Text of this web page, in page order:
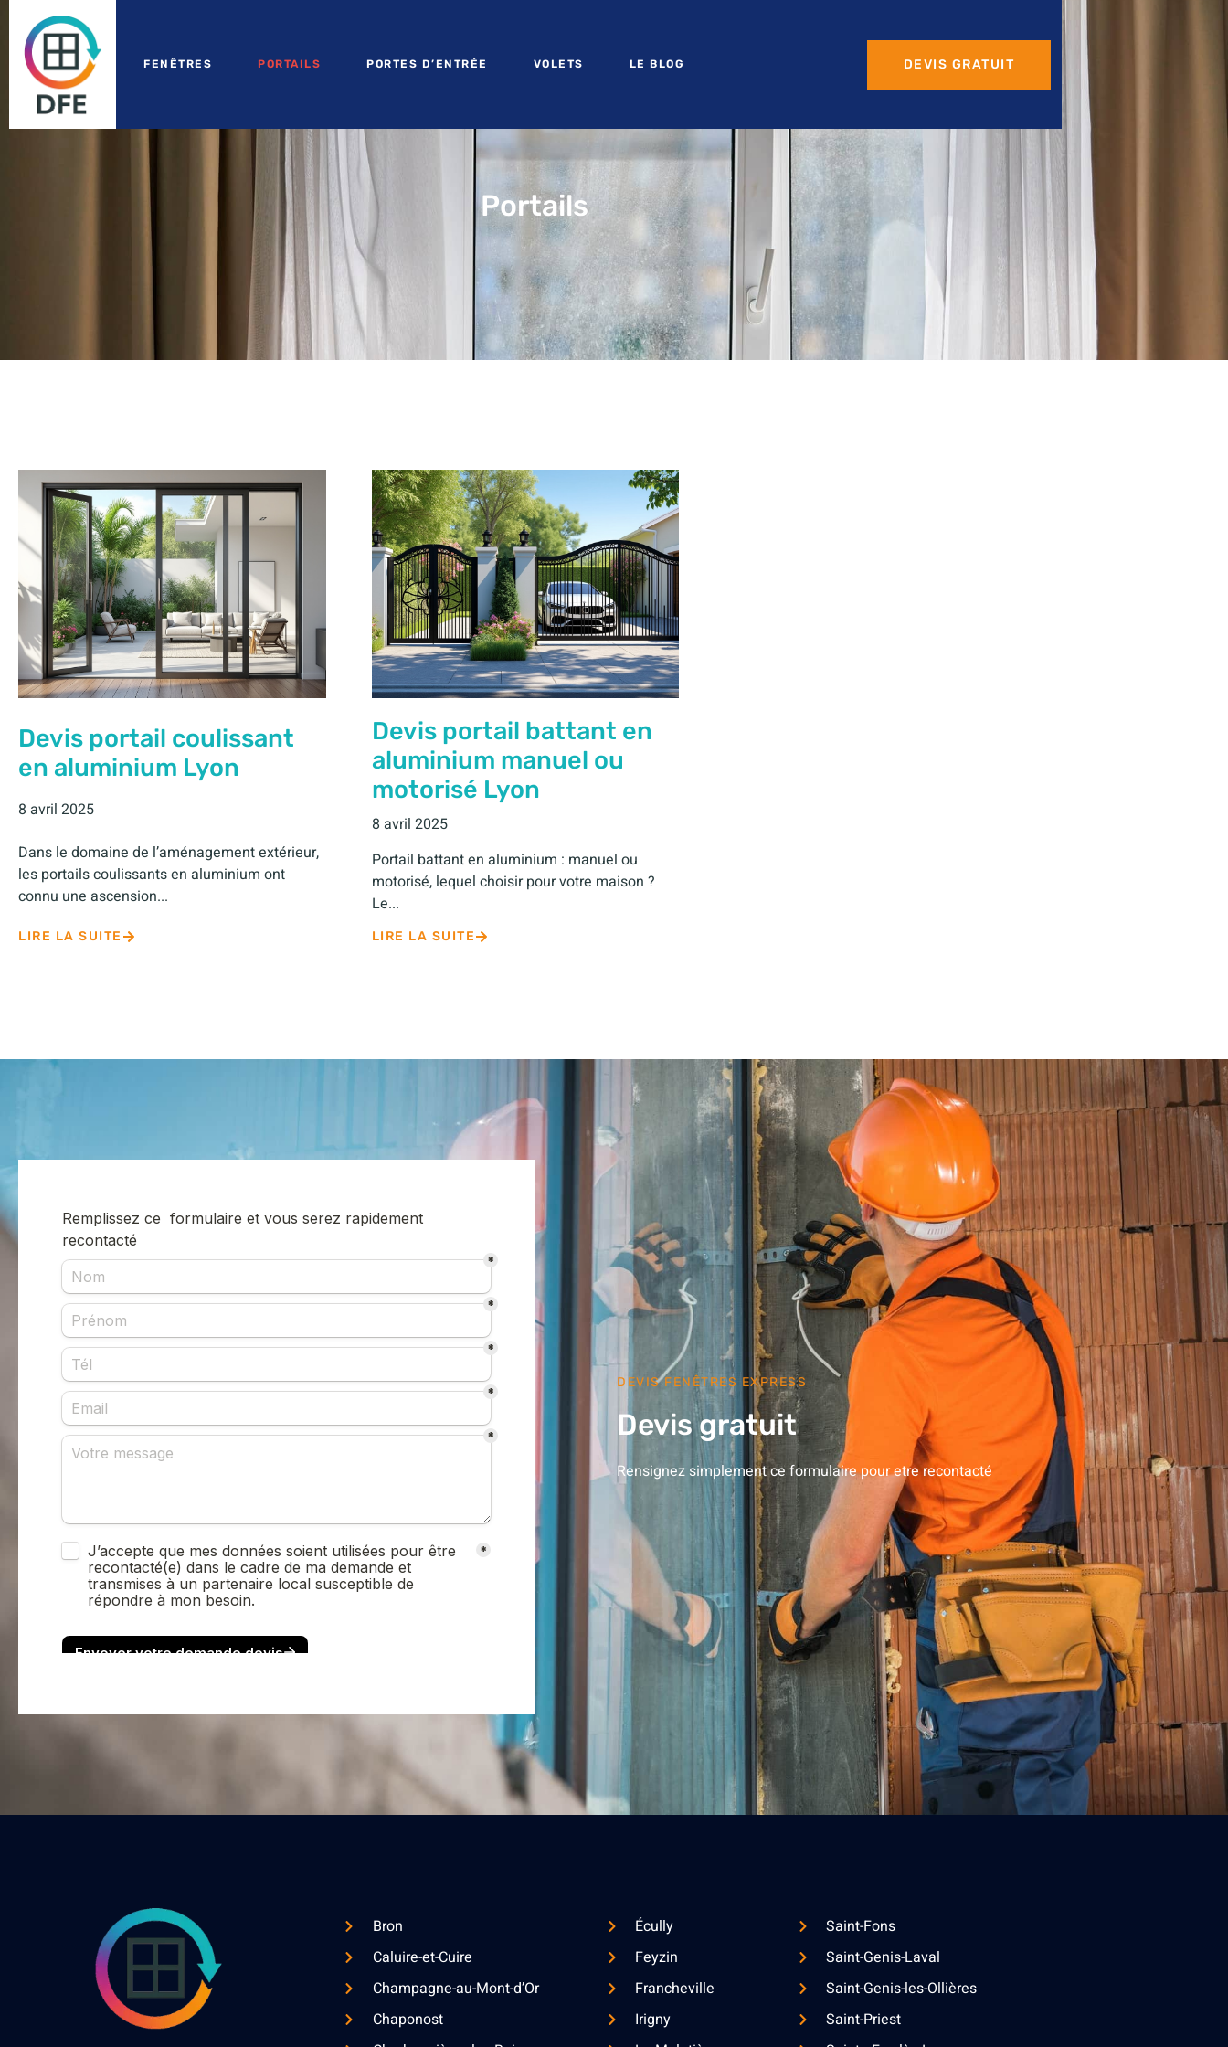
FENÊTRES PORTAILS PORTES D’ENTRÉE VOLETS LE BLOG DEVIS GRATUIT
Portails
Devis portail coulissant
en aluminium Lyon
8 avril 2025
Dans le domaine de l’aménagement extérieur,
les portails coulissants en aluminium ont
connu une ascension...
LIRE LA SUITE
Devis portail battant en
aluminium manuel ou
motorisé Lyon
8 avril 2025
Portail battant en aluminium : manuel ou
motorisé, lequel choisir pour votre maison ?
Le...
LIRE LA SUITE
DEVIS FENÊTRES EXPRESS
Devis gratuit
Rensignez simplement ce formulaire pour etre recontacté
Bron
Caluire-et-Cuire
Champagne-au-Mont-d’Or
Chaponost
Écully
Feyzin
Francheville
Irigny
Saint-Fons
Saint-Genis-Laval
Saint-Genis-les-Ollières
Saint-Priest